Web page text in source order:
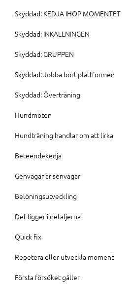
Skyddad: KEDJA IHOP MOMENTET
Skyddad: INKALLNINGEN
Skyddad: GRUPPEN
Skyddad: Jobba bort plattformen
Skyddad: Överträning
Hundmöten
Hundträning handlar om att lirka
Beteendekedja
Genvägar är senvägar
Belöningsutveckling
Det ligger i detaljerna
Quick fix
Repetera eller utveckla moment
Första försöket gäller